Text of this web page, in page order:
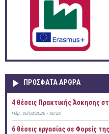
ΠΡOΣΦΑΤΑ AΡΘΡΑ
4 θέσεις Πρακτικής Άσκησης
Πέμ, 06/08/2026 - 08:26
6 θέσεις εργασίας σε Φορείς